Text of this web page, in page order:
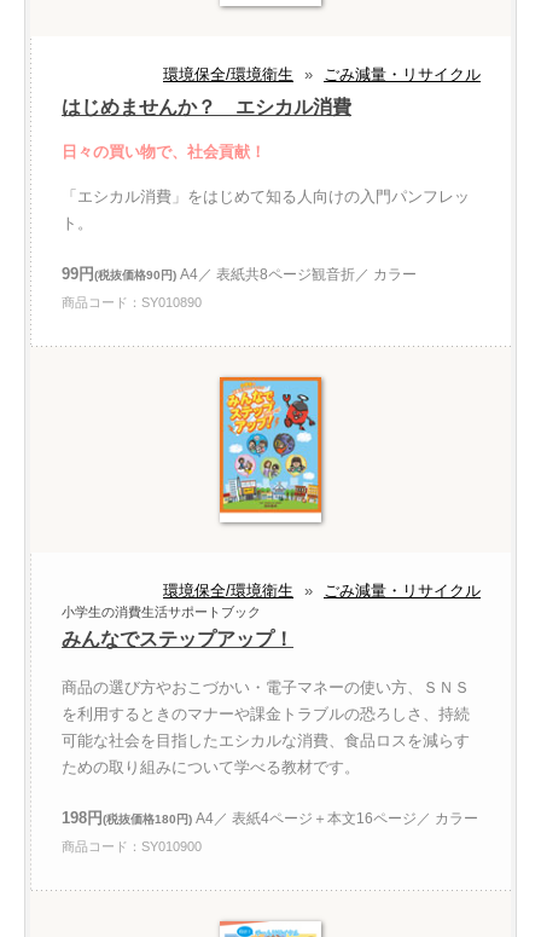
環境保全/環境衛生 » ごみ減量・リサイクル
はじめませんか？ エシカル消費
日々の買い物で、社会貢献！
「エシカル消費」をはじめて知る人向けの入門パンフレッ
ト。
99円(税抜価格90円) A4／ 表紙共8ページ観音折／ カラー
商品コード：SY010890
環境保全/環境衛生 » ごみ減量・リサイクル
小学生の消費生活サポートブック
みんなでステップアップ！
商品の選び方やおこづかい・電子マネーの使い方、ＳＮＳ
を利用するときのマナーや課金トラブルの恐ろしさ、持続
可能な社会を目指したエシカルな消費、食品ロスを減らす
ための取り組みについて学べる教材です。
198円(税抜価格180円) A4／ 表紙4ページ＋本文16ページ／ カラー
商品コード：SY010900